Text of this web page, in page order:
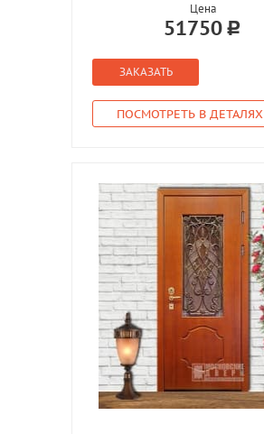
Цена
51750
ЗАКАЗАТЬ
ПОСМОТРЕТЬ В ДЕТАЛЯХ